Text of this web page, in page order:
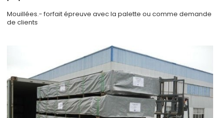
Mouillées.- forfait épreuve avec la palette ou comme demande
de clients